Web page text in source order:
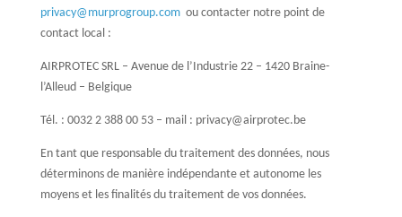
privacy@murprogroup.com ou contacter notre point de
contact local :
AIRPROTEC SRL – Avenue de l’Industrie 22 – 1420 Braine-
l’Alleud – Belgique
Tél. : 0032 2 388 00 53 – mail : privacy@airprotec.be
En tant que responsable du traitement des données, nous
déterminons de manière indépendante et autonome les
moyens et les finalités du traitement de vos données.